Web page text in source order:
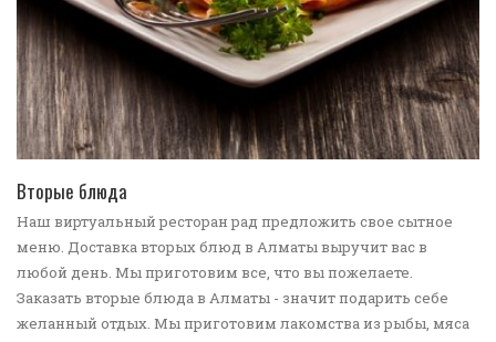
Вторые блюда
Наш виртуальный ресторан рад предложить свое сытное
меню. Доставка вторых блюд в Алматы выручит вас в
любой день. Мы приготовим все, что вы пожелаете.
Заказать вторые блюда в Алматы - значит подарить себе
желанный отдых. Мы приготовим лакомства из рыбы, мяса